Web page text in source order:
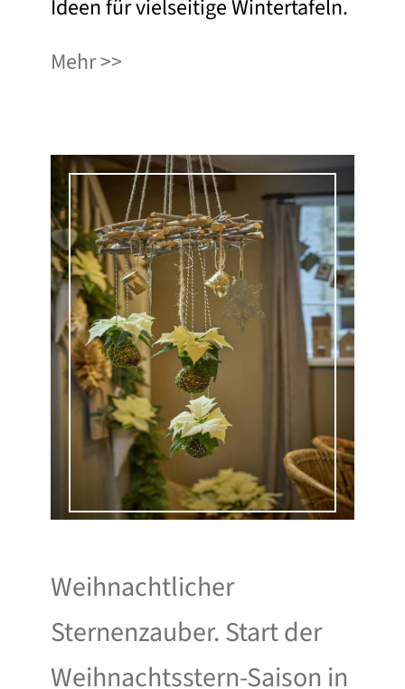
Ideen für vielseitige Wintertafeln.
Mehr
Weihnachtlicher
Sternenzauber. Start der
Weihnachtsstern-Saison in